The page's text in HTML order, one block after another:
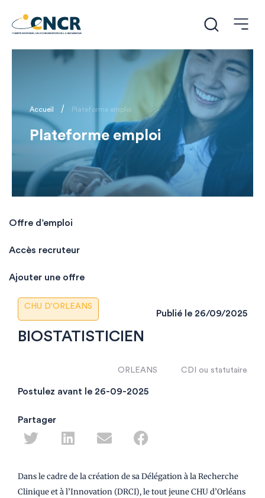
Accueil / Plateforme emploi
Plateforme emploi
Offre d’emploi
Accès recruteur
Ajouter une offre
CHU D'ORLEANS
Publié le 26/09/2025
BIOSTATISTICIEN
Postulez avant le 26-09-2025
ORLEANS CDI ou statutaire
Partager
Dans le cadre de la création de sa Délégation à la Recherche
Clinique et à l’Innovation (DRCI), le tout jeune CHU d’Orléans